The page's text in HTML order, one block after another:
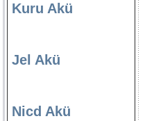
Kuru Akü
Jel Akü
Nicd Akü